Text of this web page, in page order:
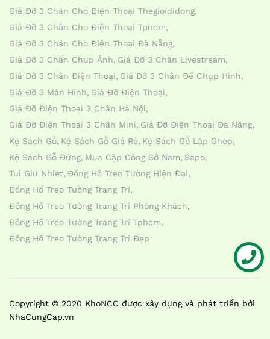
Giá Đỡ 3 Chân Cho Điện Thoại Thegioididong
Giá Đỡ 3 Chân Cho Điện Thoại Tphcm
Giá Đỡ 3 Chân Cho Điện Thoại Đà Nẵng
Giá Đỡ 3 Chân Chụp Ảnh Giá Đỡ 3 Chân Livestream
Giá Đỡ 3 Chân Điện Thoại Giá Đỡ 3 Chân Đế Chụp Hình
Giá Đỡ 3 Màn Hình Giá Đỡ Điện Thoại
Giá Đỡ Điện Thoại 3 Chân Hà Nội
Giá Đỡ Điện Thoại 3 Chân Mini Giá Đỡ Điện Thoại Đa Năng
Kệ Sách Gỗ Kệ Sách Gỗ Giá Rẻ Kệ Sách Gỗ Lắp Ghép
Kệ Sách Gỗ Đứng Mua Cặp Công Sở Nam Sapo
Tui Giu Nhiet Đồng Hồ Treo Tường Hiện Đại
Đồng Hồ Treo Tường Trang Trí
Đồng Hồ Treo Tường Trang Trí Phòng Khách
Đồng Hồ Treo Tường Trang Trí Tphcm
Đồng Hồ Treo Tường Trang Trí Đẹp
Copyright © 2020 KhoNCC được xây dựng và phát triển bởi
NhaCungCap.vn
Liên hệ